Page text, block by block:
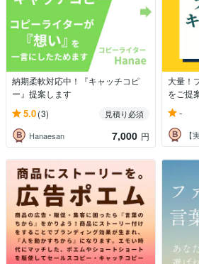
納期柔軟対応中！『キャッチコピ
ー』提案します
5.0(3)
見積り必須
Hanaesan
7,000 円
大量！
をご提
-